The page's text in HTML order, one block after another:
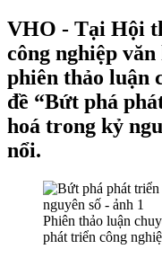
VHO - Tại Hội
công nghiệp
phiên thảo luận
đề “Bứt phá
hoá trong kỷ
nổi.
Phiên thảo luận
phát triển công